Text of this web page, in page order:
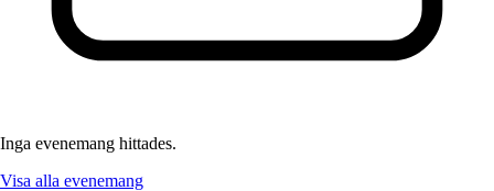
Inga evenemang hittades.
Visa alla evenemang